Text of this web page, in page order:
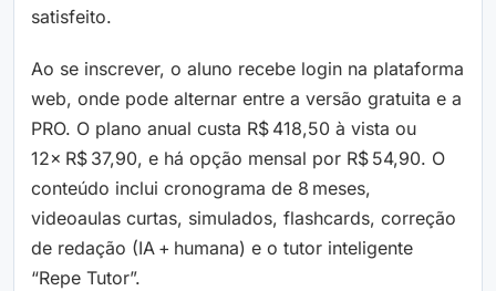
satisfeito.
Ao se inscrever, o aluno recebe login na plataforma
web, onde pode alternar entre a versão gratuita e a
PRO. O plano anual custa R$ 418,50 à vista ou
12× R$ 37,90, e há opção mensal por R$ 54,90. O
conteúdo inclui cronograma de 8 meses,
videoaulas curtas, simulados, flashcards, correção
de redação (IA + humana) e o tutor inteligente
“Repe Tutor”.